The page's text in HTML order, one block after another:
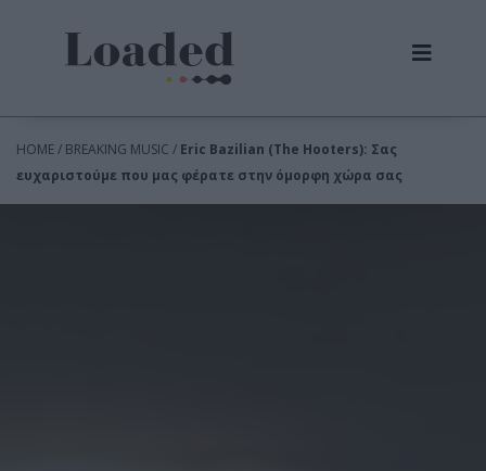
HOME / BREAKING MUSIC / Eric Bazilian (The Hooters): Σας
ευχαριστούμε που μας φέρατε στην όμορφη χώρα σας